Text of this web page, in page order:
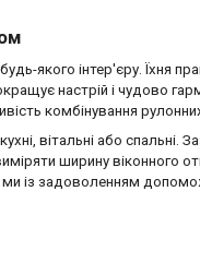
якого інтер'єру. Їхня
настрій і чудово
комбінування
вітальні або спальні.
ширину
із задоволенням